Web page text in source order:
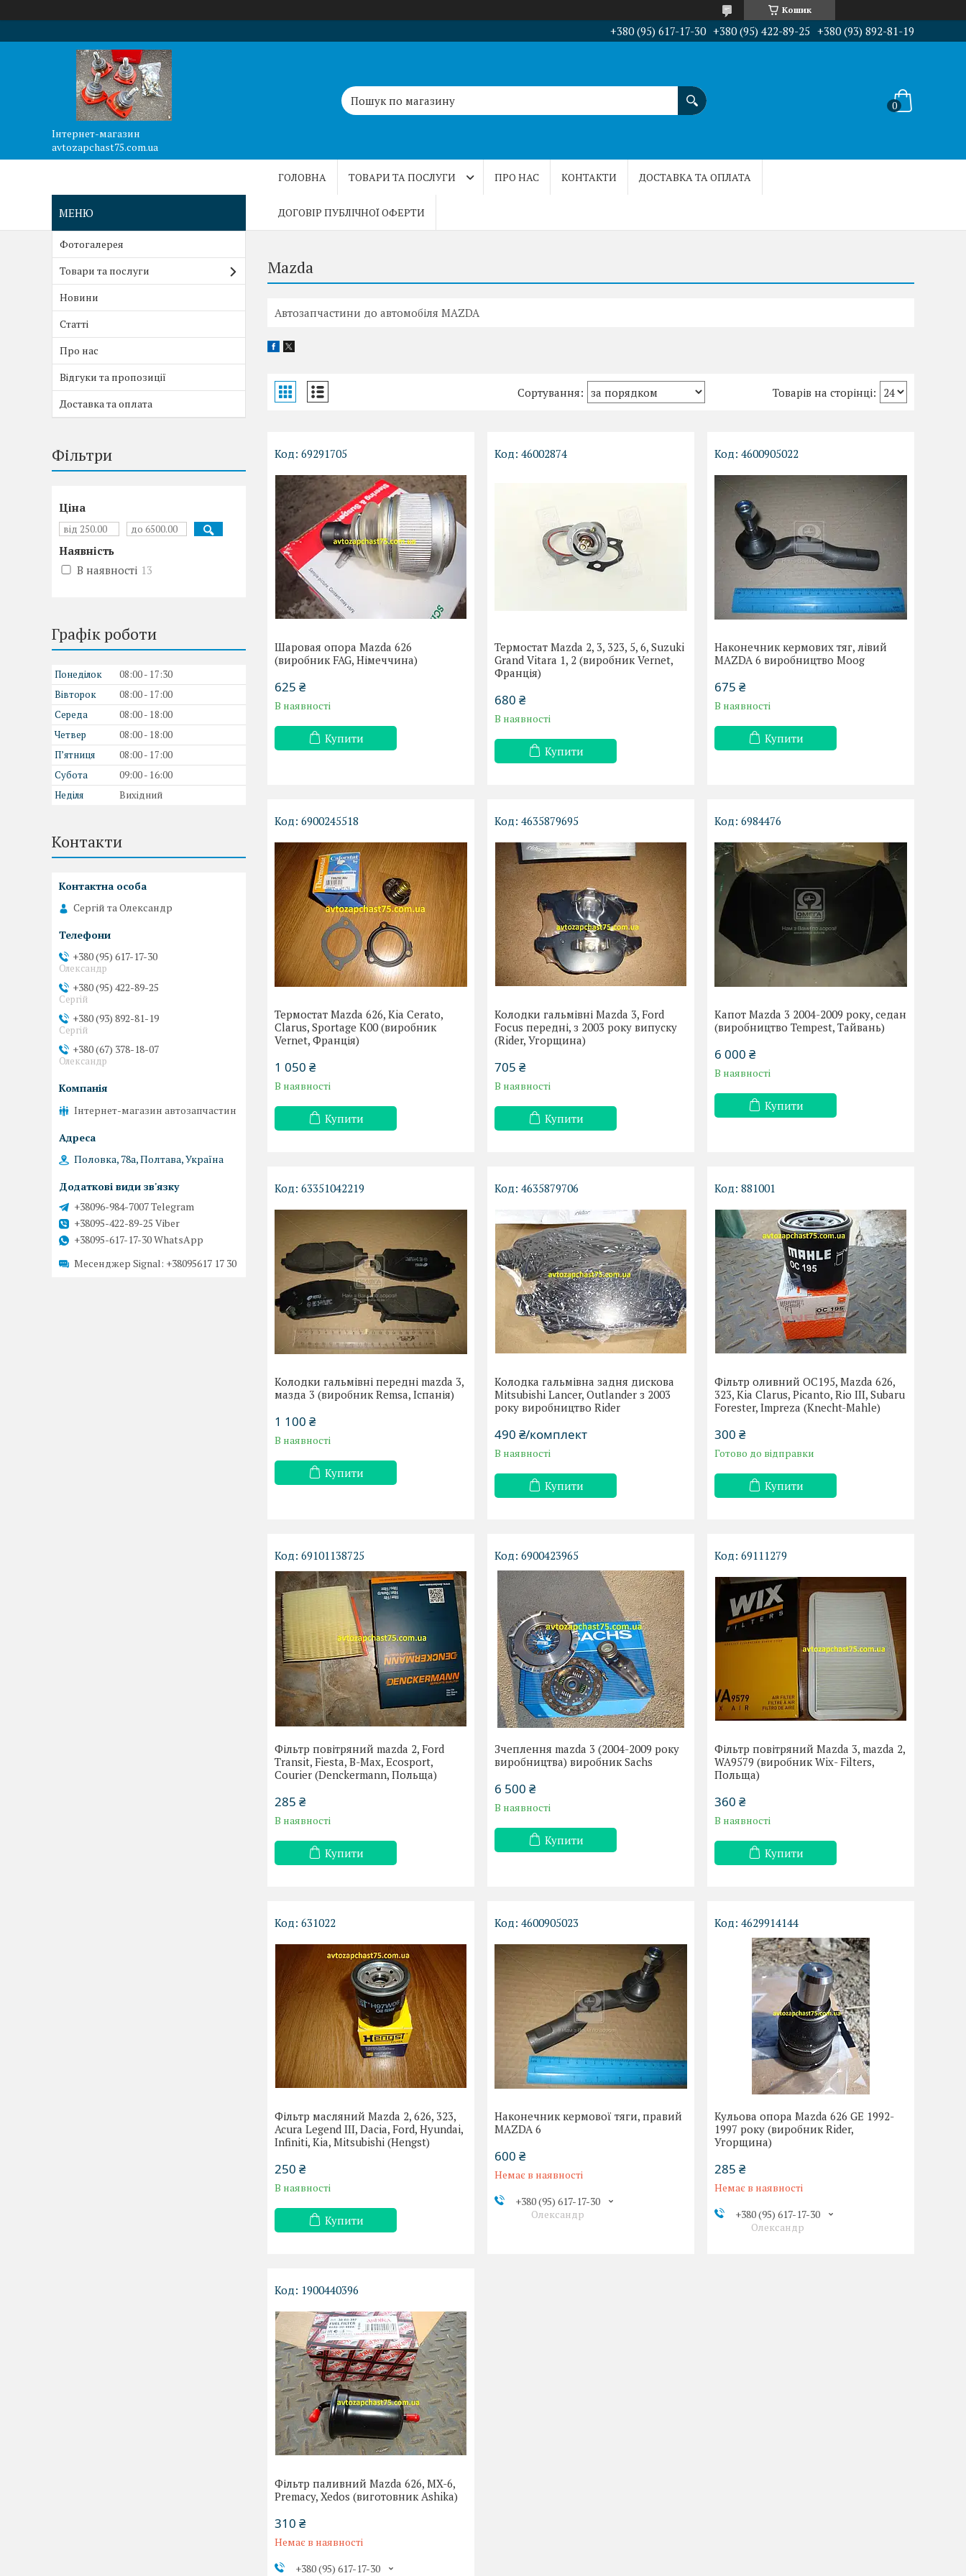
Кошик
+380 (95) 617-17-30 +380 (95) 422-89-25 +380 (93) 892-81-19
Інтернет-магазин
avtozapchast75.com.ua
ГОЛОВНА ТОВАРИ ТА ПОСЛУГИ ПРО НАС КОНТАКТИ ДОСТАВКА ТА ОПЛАТА
ДОГОВІР ПУБЛІЧНОЇ ОФЕРТИ
Mazda
Автозапчастини до автомобіля MAZDA
69291705
Шаровая опора Mazda 626
(виробник FAG, Німеччина)
625 ₴
В наявності
Купити
46002874
Термостат Mazda 2, 3, 323, 5, 6, Suzuki
Grand Vitara 1, 2 (виробник Vernet,
Франція)
680 ₴
В наявності
Купити
4600905022
Наконечник кермових тяг, лівий
MAZDA 6 виробництво Moog
675 ₴
В наявності
Купити
6900245518
Термостат Mazda 626, Kia Cerato,
Clarus, Sportage K00 (виробник
Vernet, Франція)
1 050 ₴
В наявності
Купити
4635879695
Колодки гальмівні Mazda 3, Ford
Focus передні, з 2003 року випуску
(Rider, Угорщина)
705 ₴
В наявності
Купити
6984476
Капот Mazda 3 2004-2009 року, седан
(виробництво Tempest, Тайвань)
6 000 ₴
В наявності
Купити
63351042219
Колодки гальмівні передні mazda 3,
мазда 3 (виробник Remsa, Іспанія)
1 100 ₴
В наявності
Купити
4635879706
Колодка гальмівна задня дискова
Mitsubishi Lancer, Outlander з 2003
року виробництво Rider
490 ₴/комплект
В наявності
Купити
881001
Фільтр оливний OC195, Mazda 626,
323, Kia Clarus, Picanto, Rio III, Subaru
Forester, Impreza (Knecht-Mahle)
300 ₴
Готово до відправки
Купити
69101138725
Фільтр повітряний mazda 2, Ford
Transit, Fiesta, B-Max, Ecosport,
Courier (Denckermann, Польща)
285 ₴
В наявності
Купити
6900423965
Зчеплення mazda 3 (2004-2009 року
виробництва) виробник Sachs
6 500 ₴
В наявності
Купити
69111279
Фільтр повітряний Mazda 3, mazda 2,
WA9579 (виробник Wix- Filters,
Польща)
360 ₴
В наявності
Купити
631022
Фільтр масляний Mazda 2, 626, 323,
Acura Legend III, Dacia, Ford, Hyundai,
Infiniti, Kia, Mitsubishi (Hengst)
250 ₴
В наявності
Купити
4600905023
Наконечник кермової тяги, правий
MAZDA 6
600 ₴
Немає в наявності
+380 (95) 617-17-30
Олександр
4629914144
Кульова опора Mazda 626 GE 1992-
1997 року (виробник Rider,
Угорщина)
285 ₴
Немає в наявності
+380 (95) 617-17-30
Олександр
1900440396
Фільтр паливний Mazda 626, MX-6,
Premacy, Xedos (виготовник Ashika)
310 ₴
Немає в наявності
+380 (95) 617-17-30
Фотогалерея
Товари та послуги
Новини
Статті
Про нас
Відгуки та пропозиції
Доставка та оплата
Фільтри
Ціна
Наявність
В наявності 13
Графік роботи
Понеділок 08:00
17:30
Вівторок
08:00
17:00
Середа
08:00
18:00
Четвер
08:00
18:00
Пʼятниця
08:00
17:00
Субота
09:00
16:00
Неділя
Вихідний
Контакти
Сергій та Олександр
+380 (95) 617-17-30
Олександр
+380 (95) 422-89-25
Сергій
+380 (93) 892-81-19
Сергій
+380 (67) 378-18-07
Олександр
Інтернет-магазин автозапчастин
Половка, 78а, Полтава, Україна
+38096-984-7007 Telegram
+38095-422-89-25 Viber
+38095-617-17-30 WhatsApp
Месенджер Signal +38095617 17 30